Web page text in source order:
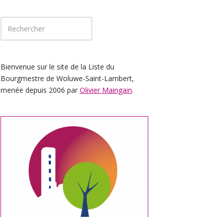
Bienvenue sur le site de la Liste du
Bourgmestre de Woluwe-Saint-Lambert,
menée depuis 2006 par Olivier Maingain.